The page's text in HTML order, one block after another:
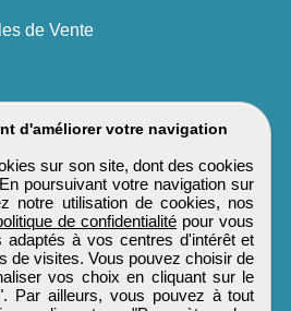
d'améliorer votre navigation
sur son site, dont des cookies
poursuivant votre navigation sur
notre utilisation de cookies, nos
de confidentialité pour vous
adaptés à vos centres d'intérêt et
de visites. Vous pouvez choisir de
vos choix en cliquant sur le
Par ailleurs, vous pouvez à tout
de Vente